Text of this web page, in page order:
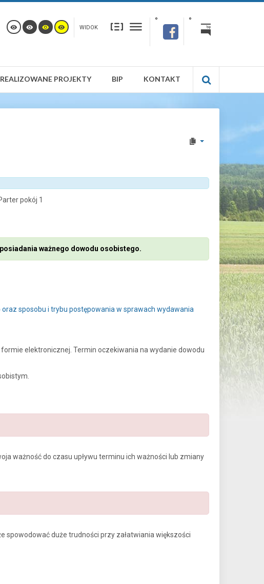
WIDOK
REALIZOWANE PROJEKTY BIP KONTAKT
pokój 1
ważnego dowodu osobistego.
sposobu i trybu postępowania w sprawach wydawania
elektronicznej. Termin oczekiwania na wydanie dowodu
ważność do czasu upływu terminu ich ważności lub zmiany
spowodować duże trudności przy załatwiania większości